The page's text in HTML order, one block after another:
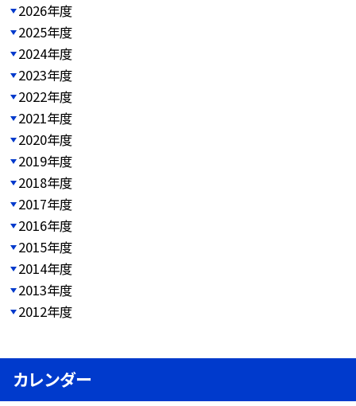
2026年度
2025年度
2024年度
2023年度
2022年度
2021年度
2020年度
2019年度
2018年度
2017年度
2016年度
2015年度
2014年度
2013年度
2012年度
カレンダー